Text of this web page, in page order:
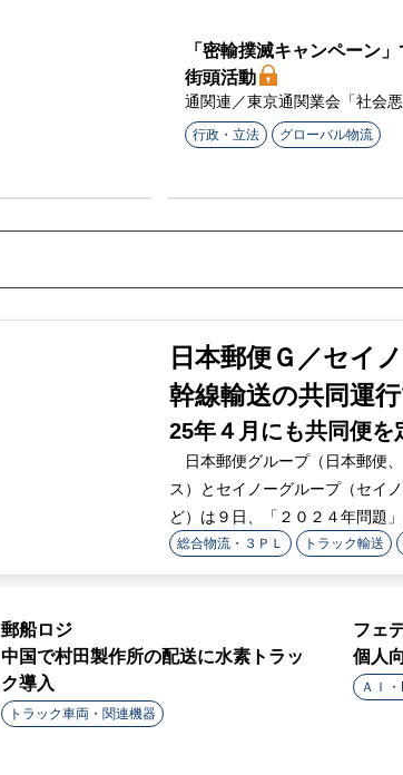
「密輸撲滅キャンペーン」
街頭活動
通関連／東京通関業会「社会
品から国民を守る」
行政・立法 グローバル物流
日本郵便Ｇ／セイ
幹線輸送の共同運
25年４月にも共同便を
日本郵便グループ（日本郵便
ス）とセイノーグループ（セイ
ど）は９日、「２０２４年問題
総合物流・３ＰＬ トラック輸送
郵船ロジ
中国で村田製作所の配送に水素トラッ
ク導入
トラック車両・関連機器
フェ
個人
ＡＩ